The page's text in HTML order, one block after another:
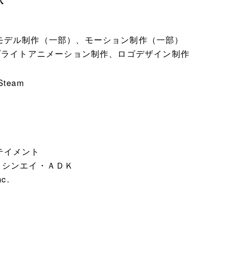
ル制作（一部）、モーション制作（一部）
イトアニメーション制作、ロゴデザイン制作
メント
ンエイ・ＡＤＫ